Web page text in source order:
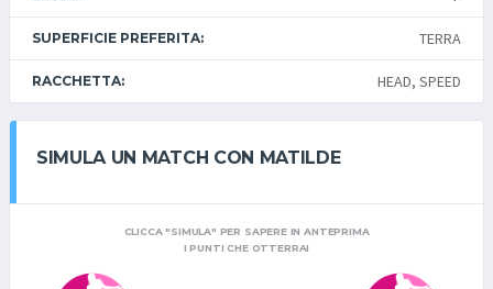
SUPERFICIE PREFERITA: TERRA
RACCHETTA: HEAD, SPEED
SIMULA UN MATCH CON MATILDE
CLICCA "SIMULA" PER SAPERE IN ANTEPRIMA
I PUNTI CHE OTTERRAI